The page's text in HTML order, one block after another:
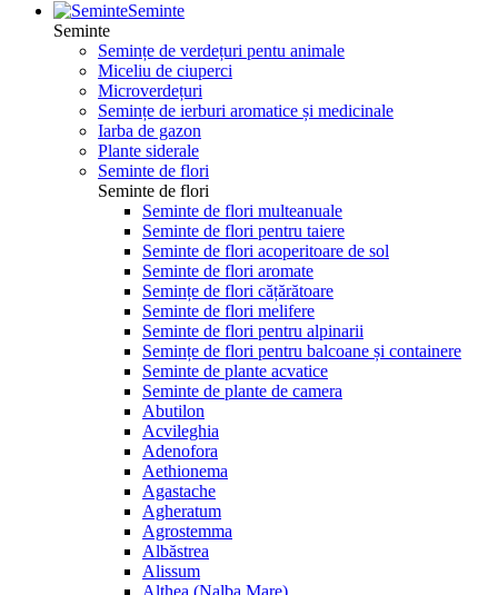
Seminte
Seminte
Semințe de verdețuri pentu animale
Miceliu de ciuperci
Microverdețuri
Semințe de ierburi aromatice și medicinale
Iarba de gazon
Plante siderale
Seminte de flori
Seminte de flori
Seminte de flori multeanuale
Seminte de flori pentru taiere
Seminte de flori acoperitoare de sol
Seminte de flori aromate
Semințe de flori cățărătoare
Seminte de flori melifere
Seminte de flori pentru alpinarii
Semințe de flori pentru balcoane și containere
Seminte de plante acvatice
Seminte de plante de camera
Abutilon
Acvileghia
Adenofora
Aethionema
Agastache
Agheratum
Agrostemma
Albăstrea
Alissum
Althea (Nalba Mare)